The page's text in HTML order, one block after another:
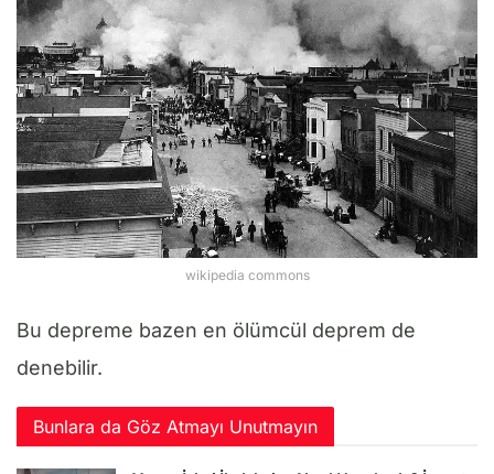
wikipedia commons
Bu depreme bazen en ölümcül deprem de
denebilir.
Bunlara da Göz Atmayı Unutmayın